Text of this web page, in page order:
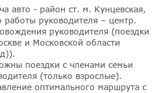
авто - район ст. м. Кунцевская,
работы руководителя – центр.
руководителя (поездки
и Московской области
поездки с членами семьи
(только взрослые).
оптимального маршрута с